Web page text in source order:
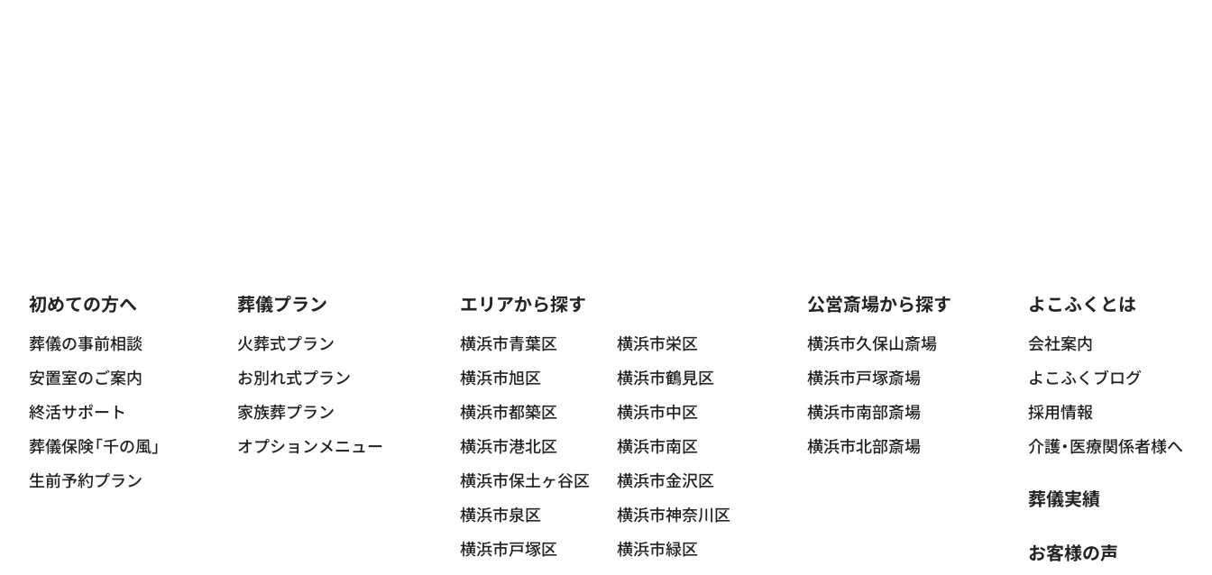
初めての方へ
葬儀の事前相談
安置室のご案内
終活サポート
葬儀保険「千の風」
生前予約プラン
葬儀プラン
火葬式プラン
お別れ式プラン
家族葬プラン
オプションメニュー
エリアから探す
横浜市青葉区
横浜市旭区
横浜市都築区
横浜市港北区
横浜市保土ヶ谷区
横浜市泉区
横浜市戸塚区
横浜市栄区
横浜市鶴見区
横浜市中区
横浜市南区
横浜市金沢区
横浜市神奈川区
横浜市緑区
公営斎場から探す
横浜市久保山斎場
横浜市戸塚斎場
横浜市南部斎場
横浜市北部斎場
よこふくとは
会社案内
よこふくブログ
採用情報
介護・医療関係者様へ
葬儀実績
お客様の声